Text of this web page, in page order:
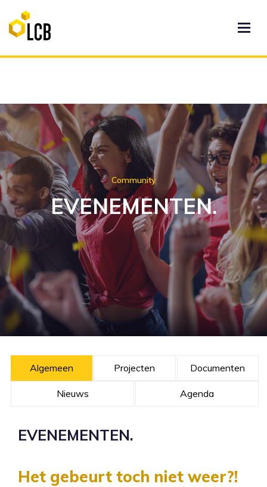
Community
EVENEMENTEN.
Algemeen Projecten Documenten
Nieuws Agenda
EVENEMENTEN.
Het gebeurt toch niet weer?!